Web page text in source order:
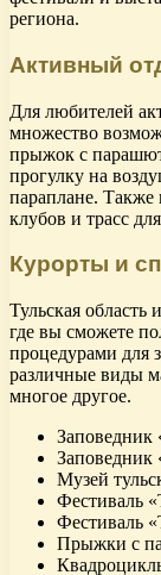
региона.
Активный
Для любителей
множество
прыжок с
прогулку на
параплане. Также
клубов и трасс
Курорты и
Тульская область
где вы сможете
процедурами для
различные виды
многое другое.
Заповедник
Заповедник
Музей
Фестиваль
Фестиваль
Прыжки с